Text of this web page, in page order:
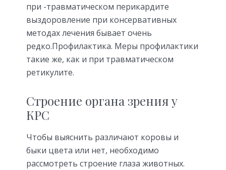
при -травматическом перикардите
выздоровление при консервативных
методах лечения бывает очень
редко.Профилактика. Меры профилактики
такие же, как и при травматическом
ретикулите.
Строение органа зрения у
КРС
Чтобы выяснить различают коровы и
быки цвета или нет, необходимо
рассмотреть строение глаза животных.